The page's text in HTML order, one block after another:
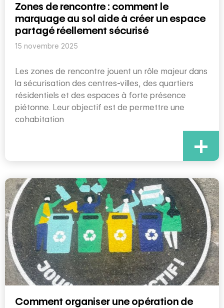
Zones de rencontre : comment le
marquage au sol aide à créer un espace
partagé réellement sécurisé
15 novembre 2025
Les zones de rencontre jouent un rôle majeur dans
la sécurisation des centres-villes, des quartiers
résidentiels et des espaces à forte présence
piétonne. Leur objectif est de permettre une
cohabitation
+
Comment organiser une opération de